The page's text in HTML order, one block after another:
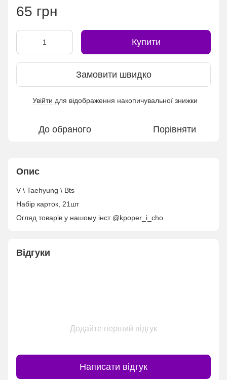
65 грн
Купити
Замовити швидко
Увійти для відображення накопичувальної знижки
До обраного Порівняти
Опис
V \ Taehyung \ Bts
Набір карток, 21шт
Огляд товарів у нашому інст @kpoper_i_cho
Відгуки
Додайте перший відгук
Написати відгук